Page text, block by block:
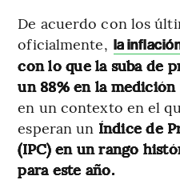
De acuerdo con los
oficialmente, la
con lo que la suba de
un 88% en la
en un contexto en el
esperan un Índice de
(IPC) en un rango
para este año.